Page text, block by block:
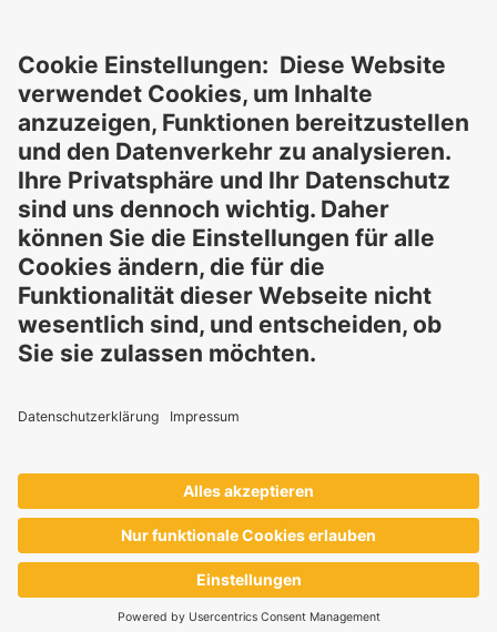
Informationen ergeben könnte. Die Verwendung der
Informationen erfolgt auf eigenes Risiko und in eigener
Verantwortung.
Diese Erklärung entbindet Sie nicht von der Pflicht, eigene
Eignungsprüfungen und Tests durchzuführen, sowie alle
geltenden gesetzlichen Vorschriften einzuhalten und Rechte
Dritter zu respektieren. Die beschriebenen Produkte und
Konzepte sind nicht für den Einzelverkauf oder den direkten
Endverbrauch bestimmt. Sie sind nicht zur Diagnose,
Behandlung, Heilung oder Vorbeugung von Krankheiten
gedacht. Verwendungen und Aussagen zu
-Produkten
Institutionen geprüft.
GELITAliefert Inhaltsstoffe an Industriepartner, die die
Endprodukte eigenverantwortlich entwickeln und vermarkten
– stets im Einklang mit den jeweils geltenden lokalen
Vorschriften.